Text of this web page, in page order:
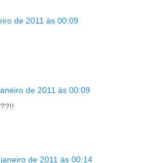
de 2011 às 00:09
de 2011 às 00:09
de 2011 às 00:14